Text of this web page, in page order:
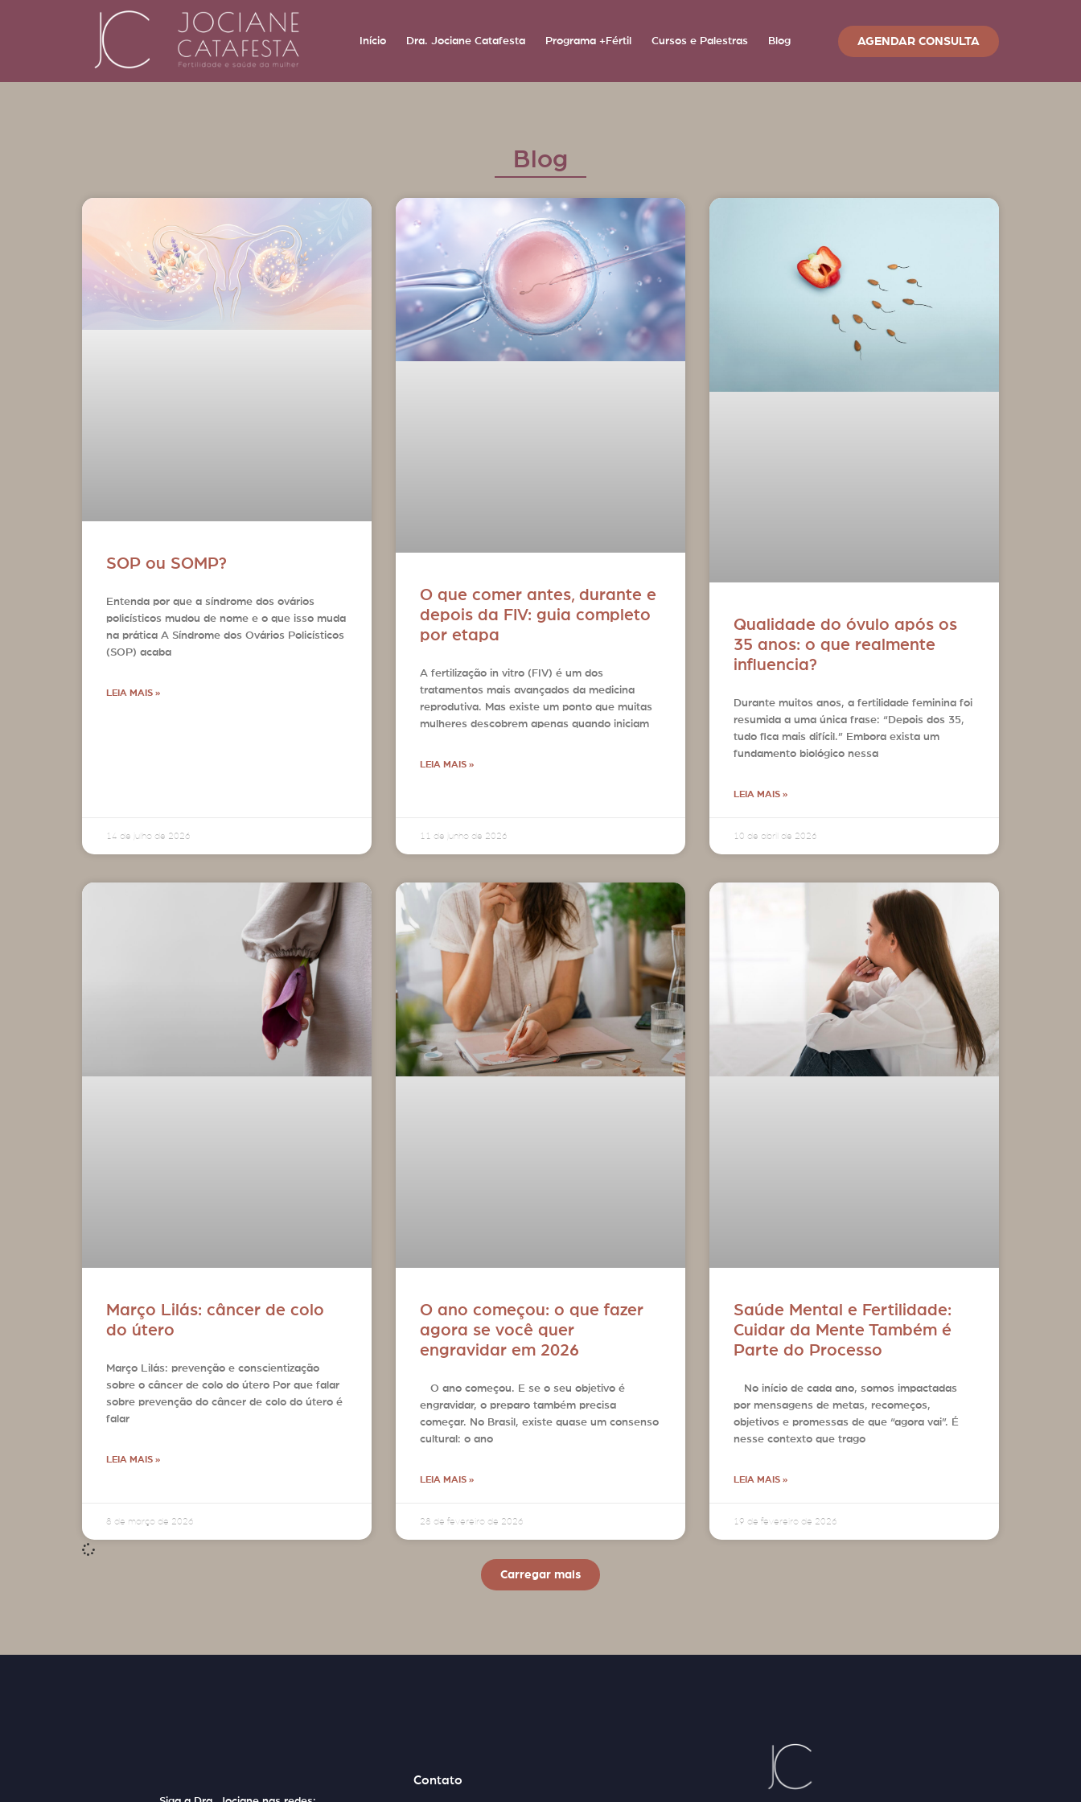
Início Dra. Jociane Catafesta Programa +Fértil Cursos e Palestras Blog AGENDAR CONSULTA
Blog
SOP ou SOMP?
Entenda por que a síndrome dos ovários
policísticos mudou de nome e o que isso muda
na prática A Síndrome dos Ovários Policísticos
(SOP) acaba
LEIA MAIS »
14 de julho de 2026
O que comer antes, durante e
depois da FIV: guia completo
por etapa
A fertilização in vitro (FIV) é um dos
tratamentos mais avançados da medicina
reprodutiva. Mas existe um ponto que muitas
mulheres descobrem apenas quando iniciam
LEIA MAIS »
11 de junho de 2026
Qualidade do óvulo após os
35 anos: o que realmente
influencia?
Durante muitos anos, a fertilidade feminina foi
resumida a uma única frase: “Depois dos 35,
tudo fica mais difícil.” Embora exista um
fundamento biológico nessa
LEIA MAIS »
10 de abril de 2026
Março Lilás: câncer de colo
do útero
Março Lilás: prevenção e conscientização
sobre o câncer de colo do útero Por que falar
sobre prevenção do câncer de colo do útero é
falar
LEIA MAIS »
8 de março de 2026
O ano começou: o que fazer
agora se você quer
engravidar em 2026
O ano começou. E se o seu objetivo é
engravidar, o preparo também precisa
começar. No Brasil, existe quase um consenso
cultural: o ano
LEIA MAIS »
28 de fevereiro de 2026
Saúde Mental e Fertilidade:
Cuidar da Mente Também é
Parte do Processo
No início de cada ano, somos impactadas
por mensagens de metas, recomeços,
objetivos e promessas de que “agora vai”. É
nesse contexto que trago
LEIA MAIS »
19 de fevereiro de 2026
Carregar mais
Contato